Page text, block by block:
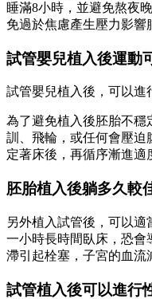
睡滿8小時，並避免熬夜
免過於焦慮產生壓力影響
試管嬰兒植入後運動
試管嬰兒植入後，可以進
為了避免植入後胚胎不穩
訓、飛輪，或任何會壓迫
定著床後，再循序漸進適
胚胎植入後躺多久較
另外植入試管後，可以適
一小時長時間臥床，恐會
滯引起栓塞，子宮的血流
試管植入後可以進行